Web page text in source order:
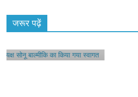
जरूर पढ़ें